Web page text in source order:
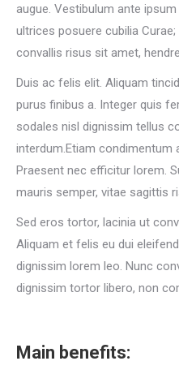
augue. Vestibulum ante
ultrices posuere cubilia
convallis risus sit amet,
Duis ac felis elit. Aliquam
purus finibus a. Integer quis
sodales nisl dignissim tellus
interdum.Etiam
Praesent nec efficitur lorem.
mauris semper, vitae sagittis
Sed eros tortor, lacinia ut
Aliquam et felis eu dui
dignissim lorem leo. Nunc
dignissim tortor libero, non
Main benefits: